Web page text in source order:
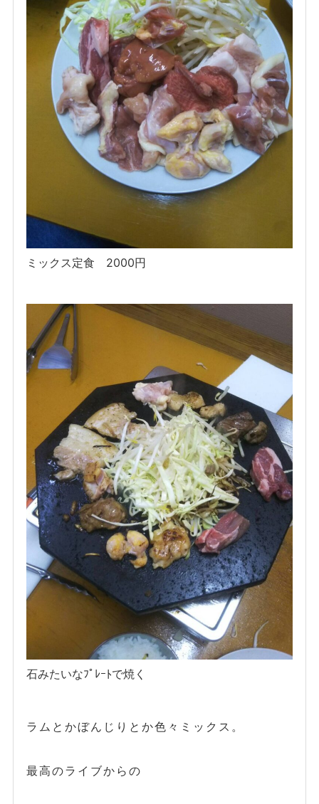
ミックス定食 2000円
石みたいなﾌﾟﾚｰﾄで焼く
ラムとかぼんじりとか色々ミックス。
最高のライブからの